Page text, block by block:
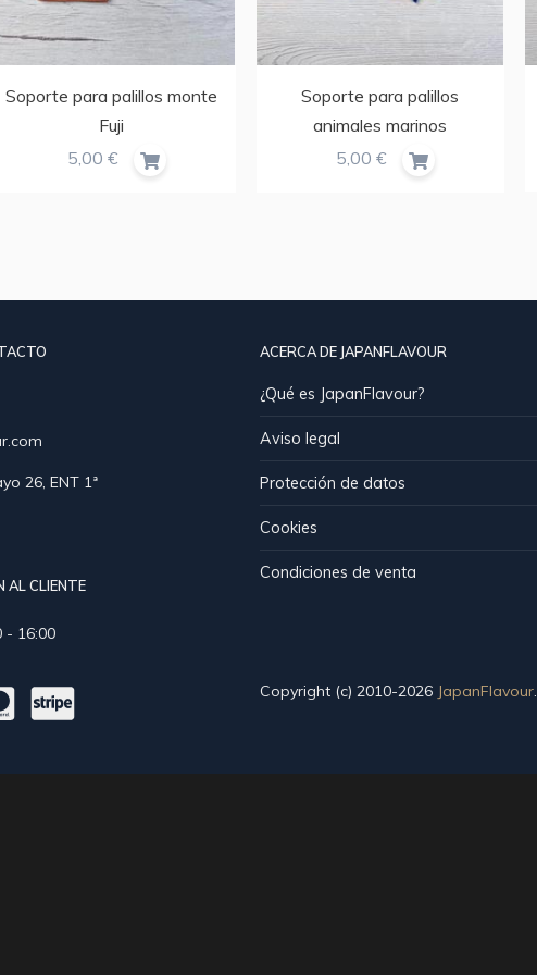
Soporte para palillos monte
Fuji
5,00 €
Soporte para palillos
animales marinos
5,00 €
26, ENT 1ª
AL CLIENTE
- 16:00
ACERCA DE JAPANFLAVOUR
¿Qué es JapanFlavour?
Aviso legal
Protección de datos
Cookies
Condiciones de venta
Copyright (c) 2010-2026 JapanFlavour.